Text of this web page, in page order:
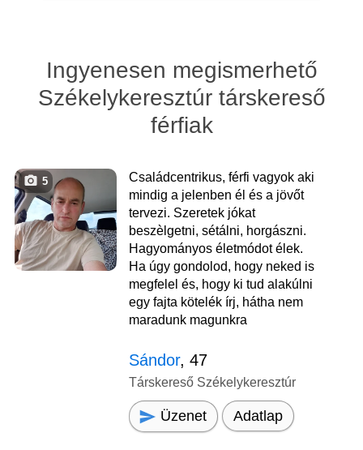
Ingyenesen megismerhető
Székelykeresztúr társkereső
férfiak
5
Családcentrikus, férfi vagyok aki
mindig a jelenben él és a jövőt
tervezi. Szeretek jókat
beszèlgetni, sétálni, horgászni.
Hagyományos életmódot élek.
Ha úgy gondolod, hogy neked is
megfelel és, hogy ki tud alakúlni
egy fajta kötelék írj, hátha nem
maradunk magunkra
Sándor, 47
Társkereső Székelykeresztúr
Üzenet Adatlap